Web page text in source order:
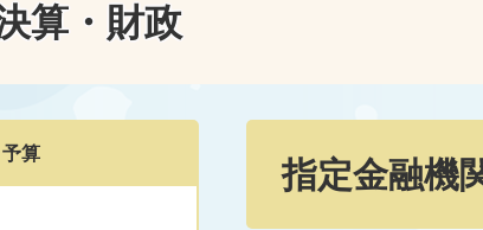
算・財政
指定金融機
予算